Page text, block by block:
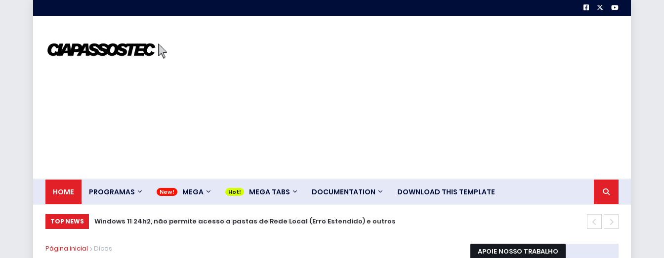
HOME PROGRAMAS MEGA MEGA TABS DOCUMENTATION DOWNLOAD THIS TEMPLATE
TOP NEWS Windows 11 24h2, não permite acesso a pastas de Rede Local (Erro Estendido) e outros
Página inicial Dicas APOIE NOSSO TRABALHO